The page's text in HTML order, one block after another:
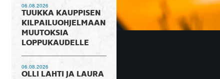
06.08.2026
TUUKKA KAUPPISEN
KILPAILUOHJELMAAN
MUUTOKSIA
LOPPUKAUDELLE
06.08.2026
OLLI LAHTI JA LAURA